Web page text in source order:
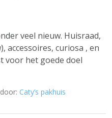
veel nieuw. Huisraad,
accessoires, curiosa , en
voor het goede doel
Caty’s pakhuis